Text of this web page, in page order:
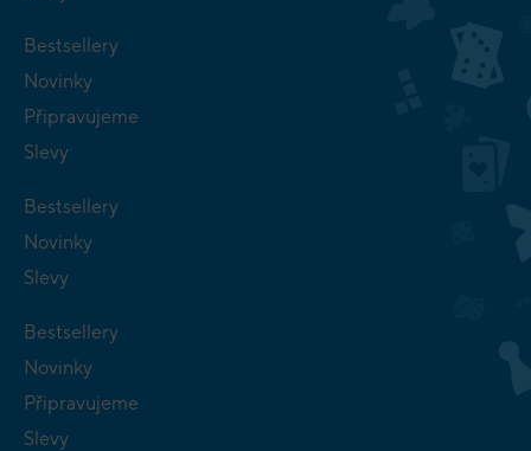
Bestsellery
Novinky
Připravujeme
Slevy
Bestsellery
Novinky
Slevy
Bestsellery
Novinky
Připravujeme
Slevy